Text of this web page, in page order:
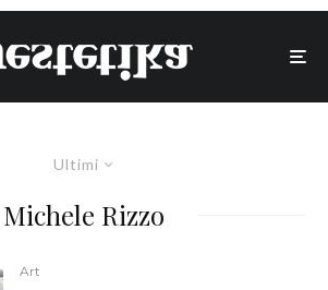
Ultimi
Michele Rizzo
Art